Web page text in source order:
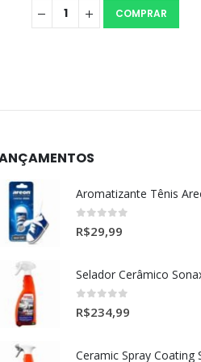
COMPRAR
LANÇAMENTOS
0out of 5
29,99
0out of 5
234,99